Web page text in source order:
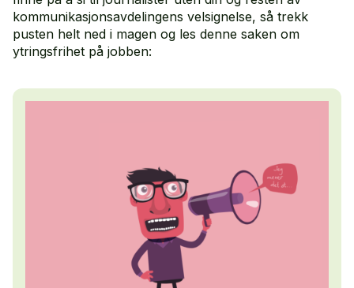
kommunikasjonsavdelingens velsignelse, så trekk
pusten helt ned i magen og les denne saken om
ytringsfrihet på jobben: